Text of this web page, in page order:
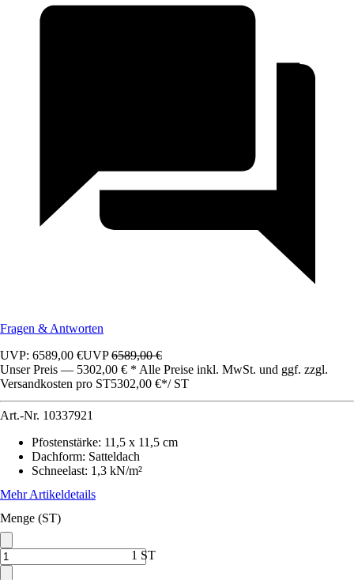
Fragen & Antworten
UVP: 6589,00 €UVP6589,00 €
Unser Preis — 5302,00 € * Alle Preise inkl. MwSt. und ggf. zzgl.
Versandkosten pro ST5302,00 €*/ ST
Art.-Nr. 10337921
Pfostenstärke: 11,5 x 11,5 cm
Dachform: Satteldach
Schneelast: 1,3 kN/m²
Mehr Artikeldetails
Menge (ST)
1 ST